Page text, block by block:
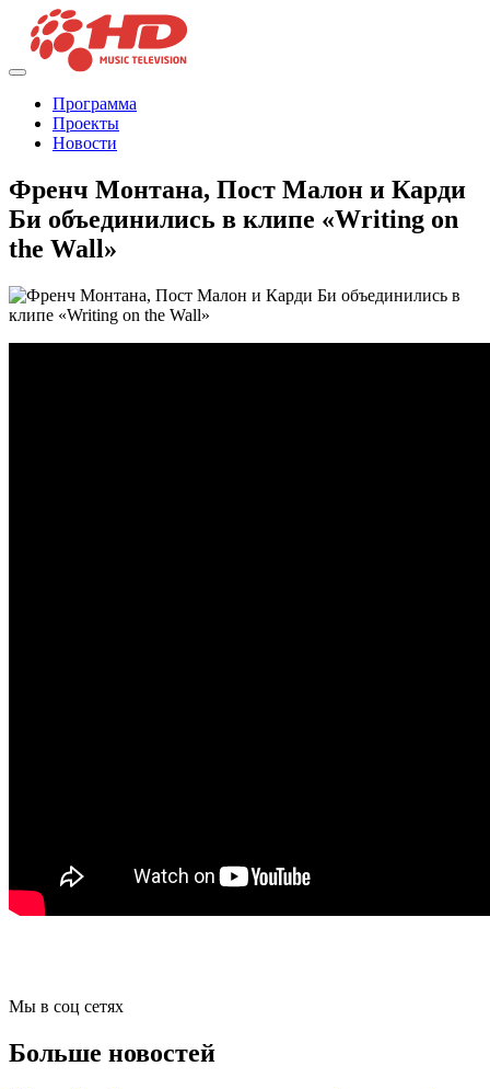
Программа
Проекты
Новости
Френч Монтана, Пост Малон и Карди
Би объединились в клипе «Writing on
the Wall»
Мы в соц сетях
Больше новостей